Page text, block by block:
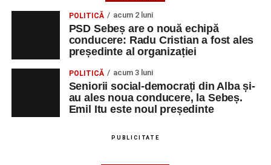
POLITICĂ acum 2 luni
PSD Sebeș are o nouă echipă
conducere: Radu Cristian a fost ales
președinte al organizației
POLITICĂ acum 3 luni
Seniorii social-democrați din Alba și-
au ales noua conducere, la Sebeș.
Emil Itu este noul președinte
PUBLICITATE